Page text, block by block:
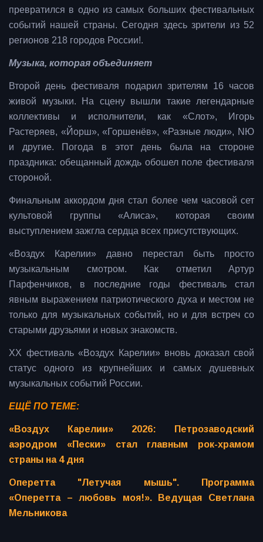
превратился в одно из самых больших фестивальных
событий нашей страны. Сегодня здесь зрители из 52
регионов 218 городов России!.
Музыка, которая объединяет
Второй день фестиваля подарил зрителям 16 часов
живой музыки. На сцену вышли такие легендарные
коллективы и исполнители, как «Слот», Игорь
Растеряев, «Йорш», «Горшенёв», «Разные люди», NЮ
и другие. Погода в этот день была на стороне
праздника: обещанный дождь обошел поле фестиваля
стороной.
Финальным аккордом дня стал более чем часовой сет
культовой группы «Алиса», которая своим
выступлением зажгла сердца всех присутствующих.
«Воздух Карелии» давно перестал быть просто
музыкальным смотром. Как отметил Артур
Парфенчиков, в последние годы фестиваль стал
явным выражением патриотического духа и местом не
только для музыкальных событий, но и для встреч со
старыми друзьями и новых знакомств.
XX фестиваль «Воздух Карелии» вновь доказал свой
статус одного из крупнейших и самых душевных
музыкальных событий России.
ЕЩЁ ПО ТЕМЕ:
«Воздух Карелии» 2026: Петрозаводский
аэродром «Пески» стал главным рок-храмом
страны на 4 дня
Оперетта "Летучая мышь". Программа
«Оперетта – любовь моя!». Ведущая Светлана
Мельникова